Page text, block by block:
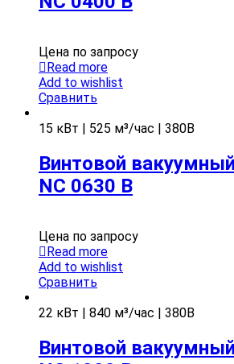
Цена по запросу
Read more
Add to wishlist
Сравнить
15 кВт | 525 м³/час | 380В
Винтовой
NC 0630 B
Цена по запросу
Read more
Add to wishlist
Сравнить
22 кВт | 840 м³/час | 380В
Винтовой